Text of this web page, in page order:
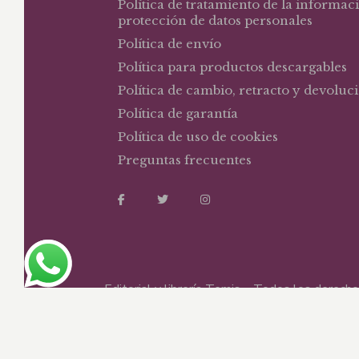
Política de tratamiento de la
protección de datos personales
Política de envío
Política para productos descargables
Política de cambio, retracto y
Política de garantía
Política de uso de cookies
Preguntas frecuentes
Editorial y librería Temis – Todos los